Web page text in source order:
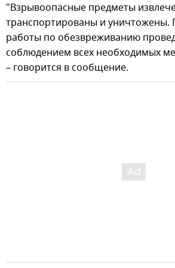
"Взрывоопасные предметы
транспортированы и уничтожены.
работы по обезвреживанию
соблюдением всех необходимых
– говорится в сообщение.